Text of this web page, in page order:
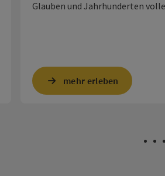
Glauben und Jahrhunderten
mehr erleben